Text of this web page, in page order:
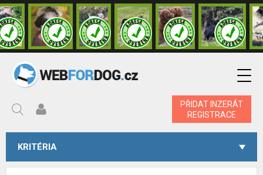
PŘIDAT INZERÁT
REGISTRACE
KRITÉRIA